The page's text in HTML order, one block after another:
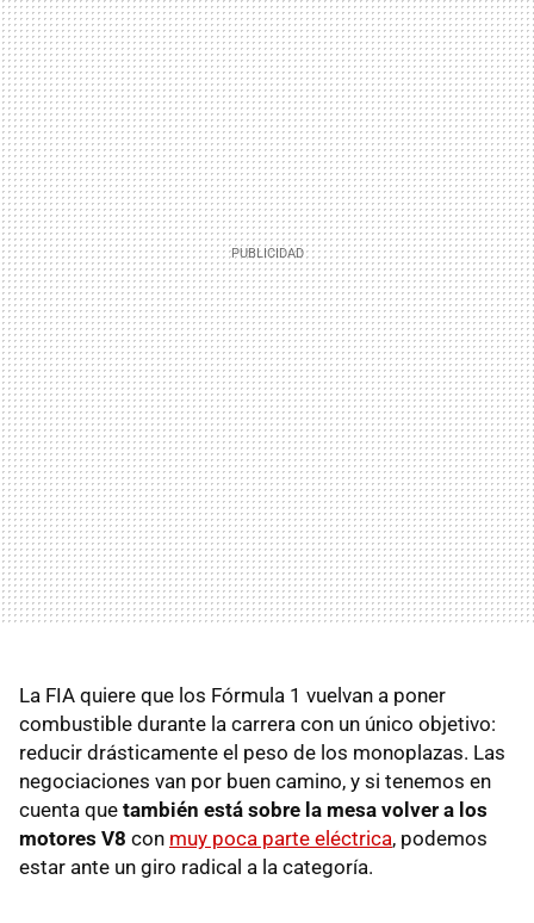
La FIA quiere que los Fórmula 1 vuelvan a poner
combustible durante la carrera con un único objetivo:
reducir drásticamente el peso de los monoplazas. Las
negociaciones van por buen camino, y si tenemos en
cuenta que también está sobre la mesa volver a los
motores V8 con muy poca parte eléctrica, podemos
estar ante un giro radical a la categoría.